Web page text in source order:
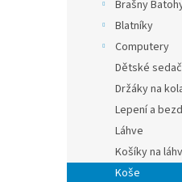
Brašny
Blatníky
Computery
Dětské
Držáky na
Lepení a
Láhve
Košíky na
Koše